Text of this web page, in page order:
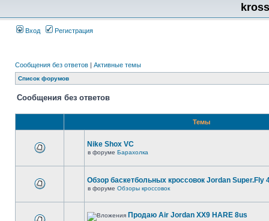
Вход Регистрация
Сообщения без ответов | Активные темы
Список форумов
Сообщения без ответов
Темы
Nike Shox VC
в форуме Барахолка
Обзор баскетбольных кроссовок Jordan Super.Fly
в форуме Обзоры кроссовок
Продаю Air Jordan XX9 HARE 8us